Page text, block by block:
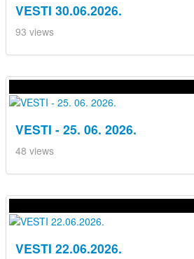
VESTI 30.06.2026.
93 views
VESTI - 25. 06. 2026.
48 views
VESTI 22.06.2026.